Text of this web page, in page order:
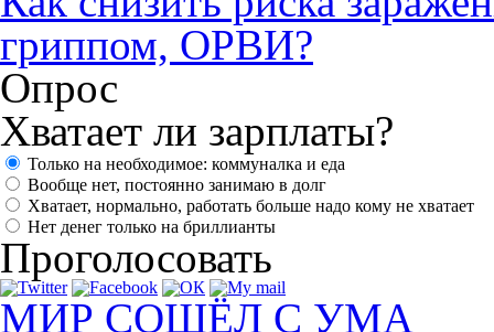
гриппом, ОРВИ?
Опрос
Хватает ли зарплаты?
Только на необходимое: коммуналка и еда
Вообще нет, постоянно занимаю в долг
Хватает, нормально, работать больше надо кому не хватает
Нет денег только на бриллианты
Проголосовать
МИР СОШЁЛ С УМА